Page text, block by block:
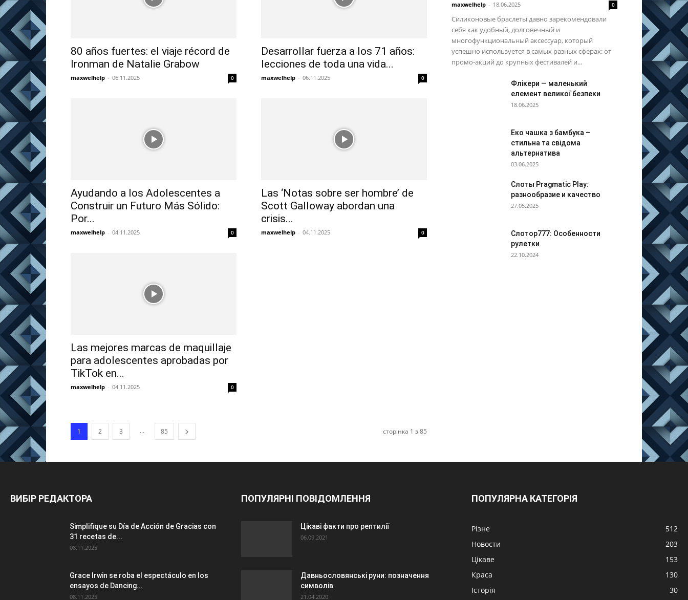
80 años fuertes: el viaje récord de
Ironman de Natalie Grabow
maxwelhelp - 06.11.2025 0
Desarrollar fuerza a los 71 años:
lecciones de toda una vida...
maxwelhelp - 06.11.2025 0
Ayudando a los Adolescentes a
Construir un Futuro Más Sólido:
Por...
maxwelhelp - 04.11.2025 0
Las ‘Notas sobre ser hombre’ de
Scott Galloway abordan una
crisis...
maxwelhelp - 04.11.2025 0
Las mejores marcas de maquillaje
para adolescentes aprobadas por
TikTok en...
maxwelhelp - 04.11.2025 0
1 2 3 ... 85 сторінка 1 з 85
maxwelhelp - 18.06.2025 0
Силиконовые браслеты давно зарекомендовали
себя как удобный, долговечный и
многофункциональный аксессуар, который
успешно используется в самых разных сферах: от
промо-акций до крупных фестивалей и...
Флікери — маленький
елемент великої безпеки
18.06.2025
Еко чашка з бамбука –
стильна та свідома
альтернатива
03.06.2025
Слоты Pragmatic Play:
разнообразие и качество
27.05.2025
Слотор777: Особенности
рулетки
22.10.2024
ВИБІР РЕДАКТОРА
Simplifique su Día de Acción de Gracias con
31 recetas de...
08.11.2025
Grace Irwin se roba el espectáculo en los
ensayos de Dancing...
08.11.2025
ПОПУЛЯРНІ ПОВІДОМЛЕННЯ
Цікаві факти про рептилії
06.09.2021
Давньословянські руни: позначення
символів
21.04.2020
ПОПУЛЯРНА КАТЕГОРІЯ
Різне
512
Новости
203
Цікаве
153
Краса
130
Історія
30